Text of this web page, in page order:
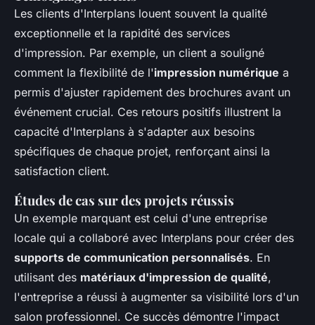
Les clients d'Interplans louent souvent la qualité
exceptionnelle et la rapidité des services
d'impression. Par exemple, un client a souligné
comment la flexibilité de l'impression numérique a
permis d'ajuster rapidement des brochures avant un
événement crucial. Ces retours positifs illustrent la
capacité d'Interplans à s'adapter aux besoins
spécifiques de chaque projet, renforçant ainsi la
satisfaction client.
Études de cas sur des projets réussis
Un exemple marquant est celui d'une entreprise
locale qui a collaboré avec Interplans pour créer des
supports de communication personnalisés. En
utilisant des matériaux d'impression de qualité,
l'entreprise a réussi à augmenter sa visibilité lors d'un
salon professionnel. Ce succès démontre l'impact